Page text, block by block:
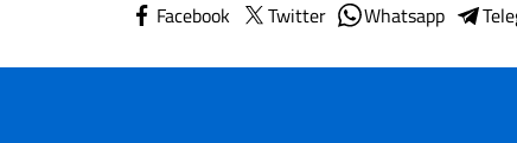
Facebook Twitter Whatsapp